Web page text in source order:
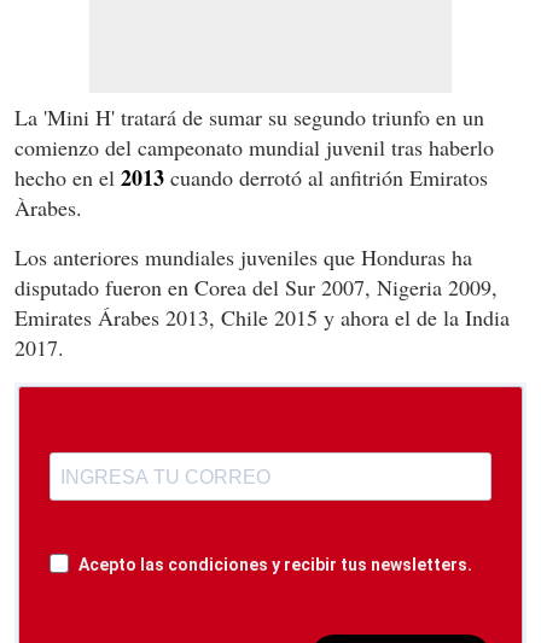
La 'Mini H' tratará de sumar su segundo triunfo en un
comienzo del campeonato mundial juvenil tras haberlo
hecho en el 2013 cuando derrotó al anfitrión Emiratos
Àrabes.
Los anteriores mundiales juveniles que Honduras ha
disputado fueron en Corea del Sur 2007, Nigeria 2009,
Emirates Árabes 2013, Chile 2015 y ahora el de la India
2017.
Acepto las condiciones y recibir tus newsletters.